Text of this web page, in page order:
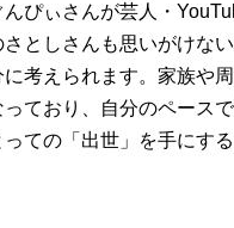
んぴぃさんが芸人・
さとしさんも思いがけな
考えられます。家族や
っており、自分のペース
ての「出世」を手にす